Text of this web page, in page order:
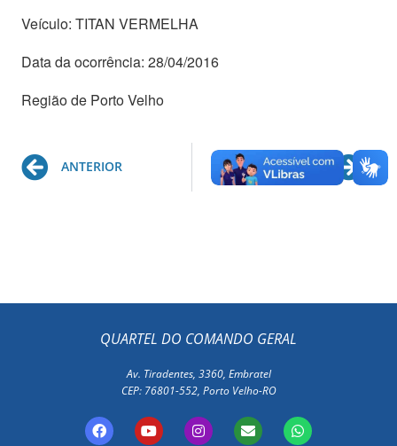
Veículo: TITAN VERMELHA
Data da ocorrência: 28/04/2016
Região de Porto Velho
Prev
ANTERIOR PRÓXIMO
QUARTEL DO COMANDO GERAL
Av. Tiradentes, 3360, Embratel
CEP: 76801-552, Porto Velho-RO
F
a
Y
o
I
n
E
n
W
h